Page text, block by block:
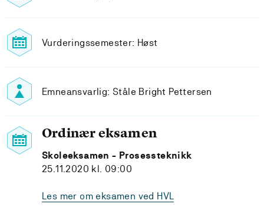
Vurderingssemester: Høst
Emneansvarlig: Ståle Bright Pettersen
Ordinær eksamen
Skoleeksamen - Prosessteknikk
25.11.2020 kl. 09:00
Les mer om eksamen ved HVL